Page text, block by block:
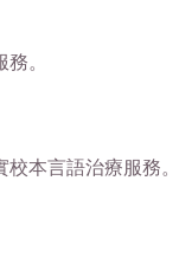
。
本言語治療服務